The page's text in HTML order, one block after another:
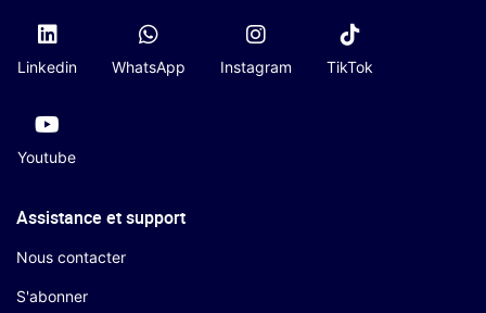
Linkedin WhatsApp Instagram TikTok
Youtube
Assistance et support
Nous contacter
S'abonner